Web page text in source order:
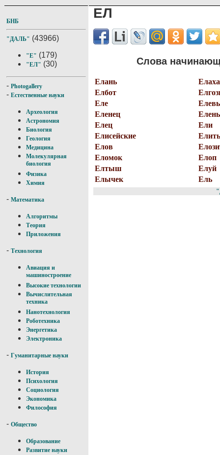
БНБ
"ДАЛЬ" (43966)
"Е" (179)
"ЕЛ" (30)
- Photogallery
- Естественные науки
Археология
Астрономия
Биология
Геология
Медицина
Молекулярная
биология
Физика
Химия
- Математика
Алгоритмы
Теория
Приложения
- Технология
Авиация и
машиностроение
Высокие технологии
Вычислительная
техника
Нанотехнология
Роботехника
Энергетика
Электроника
- Гуманитарные науки
История
Психология
Социология
Экономика
Философия
- Общество
Образование
Развитие науки
ЕЛ
Слова
Елань
Елаха
Елбот
Еле
Еленец
Елень
Елец
Ели
Елисейские
Елить
Елов
Еломок
Елоп
Елтыш
Елуй
Елычек
Ель